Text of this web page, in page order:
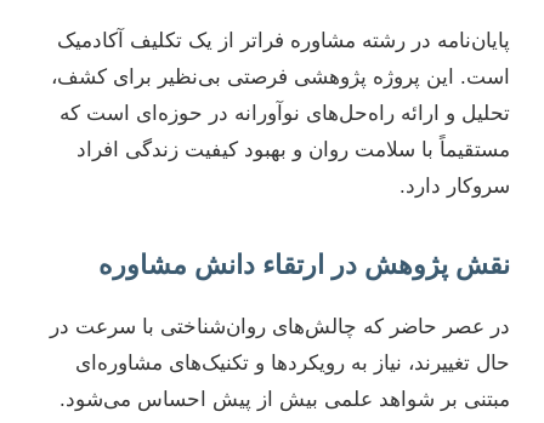
پایان‌نامه در رشته مشاوره فراتر از یک تکلیف آکادمیک
است. این پروژه پژوهشی فرصتی بی‌نظیر برای کشف،
تحلیل و ارائه راه‌حل‌های نوآورانه در حوزه‌ای است که
مستقیماً با سلامت روان و بهبود کیفیت زندگی افراد
سروکار دارد.
نقش پژوهش در ارتقاء دانش مشاوره
در عصر حاضر که چالش‌های روان‌شناختی با سرعت در
حال تغییرند، نیاز به رویکردها و تکنیک‌های مشاوره‌ای
مبتنی بر شواهد علمی بیش از پیش احساس می‌شود.